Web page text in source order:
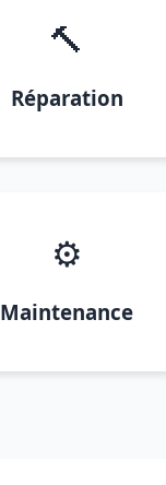
🔨
Réparation
⚙️
Maintenance